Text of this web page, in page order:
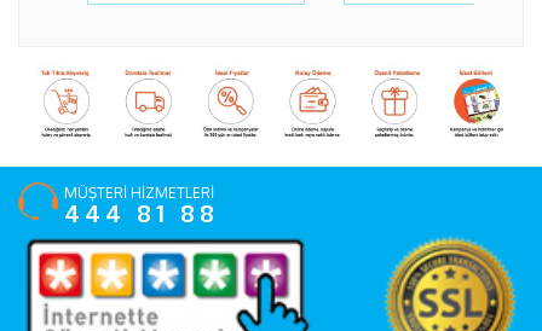
MÜŞTERİ HİZMETLERİ
444 81 88